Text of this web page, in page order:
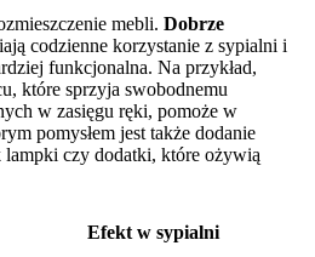
mebli. Dobrze
codzienne korzystanie z sypialni i
funkcjonalna. Na przykład,
które sprzyja swobodnemu
w zasięgu ręki, pomoże w
pomysłem jest także dodanie
lampki czy dodatki, które ożywią
Efekt w sypialni